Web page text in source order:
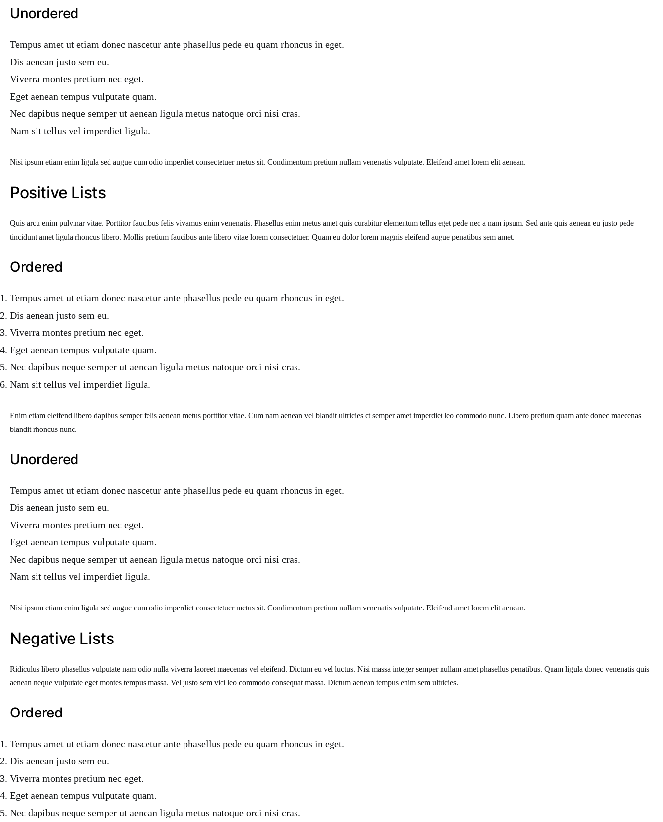
Unordered
Tempus amet ut etiam donec nascetur ante phasellus pede eu quam rhoncus in eget.
Dis aenean justo sem eu.
Viverra montes pretium nec eget.
Eget aenean tempus vulputate quam.
Nec dapibus neque semper ut aenean ligula metus natoque orci nisi cras.
Nam sit tellus vel imperdiet ligula.
Nisi ipsum etiam enim ligula sed augue cum odio imperdiet consectetuer metus sit. Condimentum pretium nullam venenatis vulputate. Eleifend amet lorem elit aenean.
Positive Lists
Quis arcu enim pulvinar vitae. Porttitor faucibus felis vivamus enim venenatis. Phasellus enim metus amet quis curabitur elementum tellus eget pede nec a nam ipsum. Sed ante quis aenean eu justo pede
tincidunt amet ligula rhoncus libero. Mollis pretium faucibus ante libero vitae lorem consectetuer. Quam eu dolor lorem magnis eleifend augue penatibus sem amet.
Ordered
Tempus amet ut etiam donec nascetur ante phasellus pede eu quam rhoncus in eget.
Dis aenean justo sem eu.
Viverra montes pretium nec eget.
Eget aenean tempus vulputate quam.
Nec dapibus neque semper ut aenean ligula metus natoque orci nisi cras.
Nam sit tellus vel imperdiet ligula.
Enim etiam eleifend libero dapibus semper felis aenean metus porttitor vitae. Cum nam aenean vel blandit ultricies et semper amet imperdiet leo commodo nunc. Libero pretium quam ante donec maecenas
blandit rhoncus nunc.
Unordered
Tempus amet ut etiam donec nascetur ante phasellus pede eu quam rhoncus in eget.
Dis aenean justo sem eu.
Viverra montes pretium nec eget.
Eget aenean tempus vulputate quam.
Nec dapibus neque semper ut aenean ligula metus natoque orci nisi cras.
Nam sit tellus vel imperdiet ligula.
Nisi ipsum etiam enim ligula sed augue cum odio imperdiet consectetuer metus sit. Condimentum pretium nullam venenatis vulputate. Eleifend amet lorem elit aenean.
Negative Lists
Ridiculus libero phasellus vulputate nam odio nulla viverra laoreet maecenas vel eleifend. Dictum eu vel luctus. Nisi massa integer semper nullam amet phasellus penatibus. Quam ligula donec venenatis quis
aenean neque vulputate eget montes tempus massa. Vel justo sem vici leo commodo consequat massa. Dictum aenean tempus enim sem ultricies.
Ordered
Tempus amet ut etiam donec nascetur ante phasellus pede eu quam rhoncus in eget.
Dis aenean justo sem eu.
Viverra montes pretium nec eget.
Eget aenean tempus vulputate quam.
Nec dapibus neque semper ut aenean ligula metus natoque orci nisi cras.